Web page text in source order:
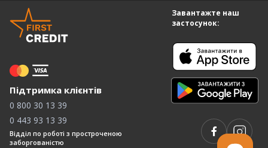
Завантажте наш
застосунок:
Підтримка клієнтів
0 800 30 13 39
0 443 93 13 39
Відділ по роботі з простроченою
заборгованістю